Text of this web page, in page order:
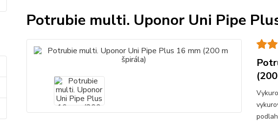
Potrubie multi. Uponor Uni Pipe